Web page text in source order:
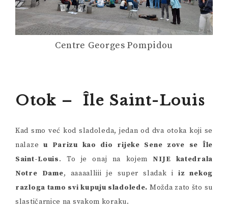
Centre Georges Pompidou
Otok – Île Saint-Louis
Kad smo već kod sladoleda, jedan od dva otoka koji se
nalaze u Parizu kao dio rijeke Sene zove se Île
Saint-Louis. To je onaj na kojem NIJE katedrala
Notre Dame, aaaaalliii je super sladak i iz nekog
razloga tamo svi kupuju sladolede. Možda zato što su
slastičarnice na svakom koraku.